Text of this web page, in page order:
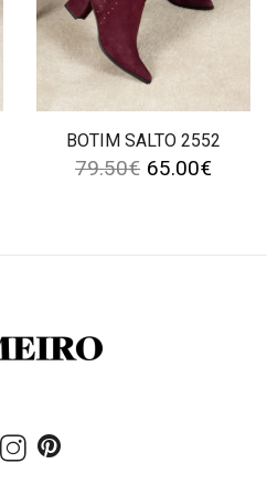
BOTIM SALTO 2552
79.50€ 65.00€